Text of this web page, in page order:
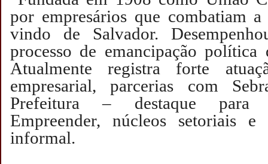
por empresários que combatiam
vindo de Salvador.
processo de emancipação
Atualmente registra forte
empresarial, parcerias com
Prefeitura – destaque para
Empreender, núcleos setoriais
informal.